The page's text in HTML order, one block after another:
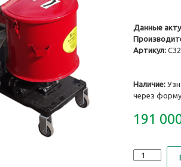
Данные
Артикул:
Наличие:
через
191
Количество
Нагнетатель